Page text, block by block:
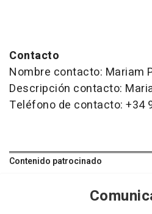
Contacto
Nombre contacto: Mariam
Descripción contacto:
Teléfono de contacto: +34
Contenido patrocinado